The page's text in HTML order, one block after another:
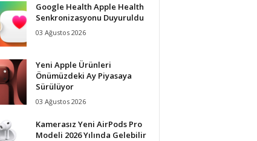
Google Health Apple Health
Senkronizasyonu Duyuruldu
03 Ağustos 2026
Yeni Apple Ürünleri
Önümüzdeki Ay Piyasaya
Sürülüyor
03 Ağustos 2026
Kamerasız Yeni AirPods Pro
Modeli 2026 Yılında Gelebilir